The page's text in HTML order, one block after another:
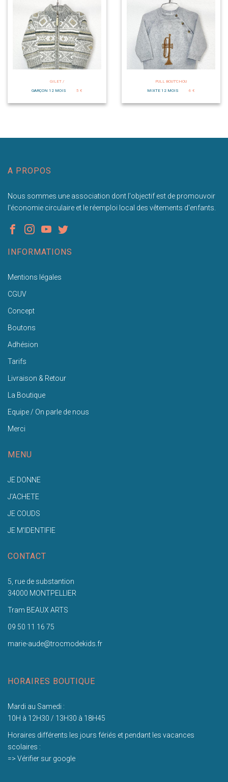
GILET /
GARÇON 12 MOIS
5 €
PULL BOUT'CHOU
MIXTE 12 MOIS
6 €
A PROPOS
Nous sommes une association dont l'objectif est de promouvoir
l'économie circulaire et le réemploi local des vêtements d'enfants.
INFORMATIONS
Mentions légales
CGUV
Concept
Boutons
Adhésion
Tarifs
Livraison & Retour
La Boutique
Equipe / On parle de nous
Merci
MENU
JE DONNE
J'ACHETE
JE COUDS
JE M'IDENTIFIE
CONTACT
5, rue de substantion
34000 MONTPELLIER
Tram BEAUX ARTS
09 50 11 16 75
marie-aude@trocmodekids.fr
HORAIRES BOUTIQUE
Mardi au Samedi :
10H à 12H30 / 13H30 à 18H45
Horaires différents les jours fériés et pendant les vacances
scolaires :
=> Vérifier sur google